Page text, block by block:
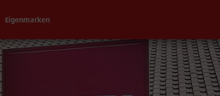
Eigenmarken